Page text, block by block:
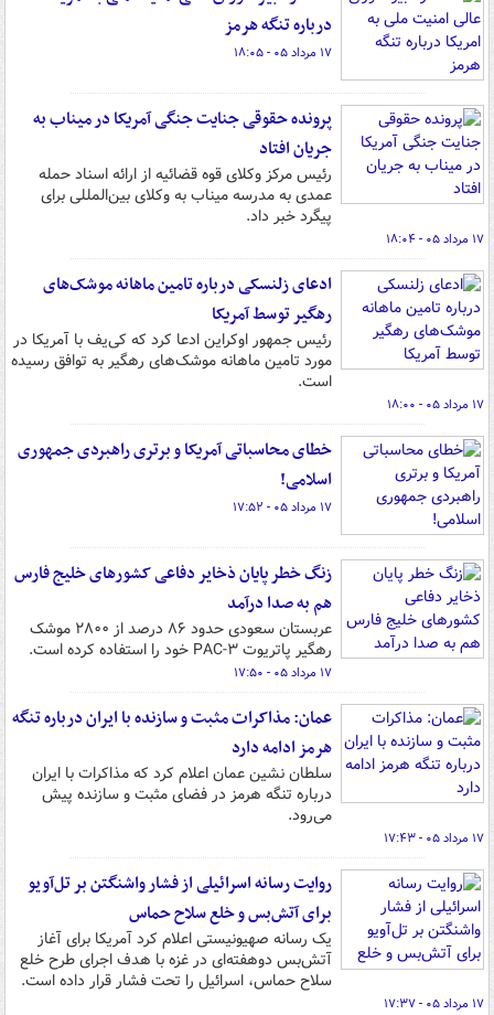
درباره تنگه هرمز
۱۷ مرداد ۰۵ - ۱۸:۰۵
پرونده حقوقی جنایت جنگی آمریکا در میناب به
جریان افتاد
رئیس مرکز وکلای قوه قضائیه از ارائه اسناد حمله
عمدی به مدرسه میناب به وکلای بین‌المللی برای
پیگرد خبر داد.
۱۷ مرداد ۰۵ - ۱۸:۰۴
ادعای زلنسکی درباره تامین ماهانه موشک‌های
رهگیر توسط آمریکا
رئیس جمهور اوکراین ادعا کرد که کی‌یف با آمریکا در
مورد تامین ماهانه موشک‌های رهگیر به توافق رسیده
است.
۱۷ مرداد ۰۵ - ۱۸:۰۰
خطای محاسباتی آمریکا و برتری راهبردی جمهوری
اسلامی!
۱۷ مرداد ۰۵ - ۱۷:۵۲
زنگ خطر پایان ذخایر دفاعی کشورهای خلیج فارس
هم به صدا درآمد
عربستان سعودی حدود ۸۶ درصد از ۲۸۰۰ موشک
رهگیر پاتریوت PAC-۳ خود را استفاده کرده است.
۱۷ مرداد ۰۵ - ۱۷:۵۰
عمان: مذاکرات مثبت و سازنده با ایران درباره تنگه
هرمز ادامه دارد
سلطان نشین عمان اعلام کرد که مذاکرات با ایران
درباره تنگه هرمز در فضای مثبت و سازنده پیش
می‌رود.
۱۷ مرداد ۰۵ - ۱۷:۴۳
روایت رسانه اسرائیلی از فشار واشنگتن بر تل‌آویو
برای آتش‌بس و خلع سلاح حماس
یک رسانه صهیونیستی اعلام کرد آمریکا برای آغاز
آتش‌بس دوهفته‌ای در غزه با هدف اجرای طرح خلع
سلاح حماس، اسرائیل را تحت فشار قرار داده است.
۱۷ مرداد ۰۵ - ۱۷:۳۷